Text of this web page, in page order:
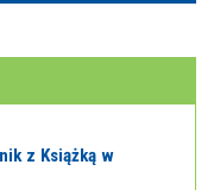
z Książką w